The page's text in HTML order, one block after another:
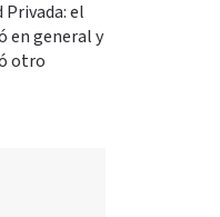
Privada: el
en general y
otro